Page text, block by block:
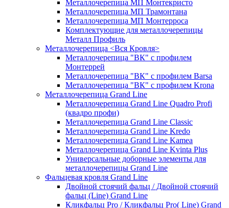
Металлочерепица МП Монтекристо
Металлочерепица МП Трамонтана
Металлочерепица МП Монтерроса
Комплектующие для металлочерепицы
Металл Профиль
Металлочерепица <Вся Кровля>
Металлочерепица "ВК" с профилем
Монтеррей
Металлочерепица "ВК" с профилем Barsa
Металлочерепица "ВК" с профилем Krona
Металлочерепица Grand Line
Металлочерепица Grand Line Quadro Profi
(квадро профи)
Металлочерепица Grand Line Classic
Металлочерепица Grand Line Kredo
Металлочерепица Grand Line Kamea
Металлочерепица Grand Line Kvinta Plus
Универсальные доборные элементы для
металлочерепицы Grand Line
Фальцевая кровля Grand Line
Двойной стоячий фальц / Двойной стоячий
фальц (Line) Grand Line
Кликфальц Pro / Кликфальц Pro( Line) Grand